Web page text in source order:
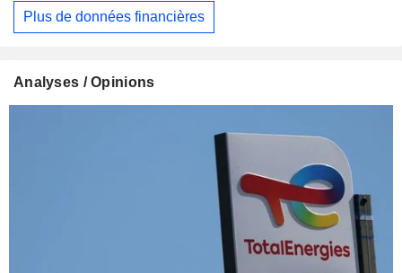
Plus de données financières
Analyses / Opinions